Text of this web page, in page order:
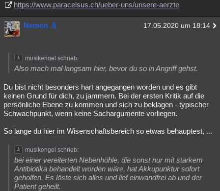
https://www.paracelsus.ch/ueber-uns/unsere-aerzte
Nemon 17.05.2020 um 18:14
musikengel schrieb:
Also mach mal langsam hier, bevor du so in Angriff gehst.
Du bist nicht besonders hart angegangen worden und es gibt
keinen Grund für dich, zu jammern. Bei der ersten Kritik auf die
persönliche Ebene zu kommen und sich zu beklagen - typischer
Schwachpunkt, wenn keine Sachargumente vorliegen.
So lange du hier im Wisenschaftsbereich so etwas behauptest, ...
musikengel schrieb:
bei einer vereiterten Nebenhöhle, die sonst nur mit starkem
Antibiotika behandelt worden wäre, hat Akkupunktur sofort
geholfen. Es löste sich alles und lief einwandfrei ab und der
Patient geheilt.